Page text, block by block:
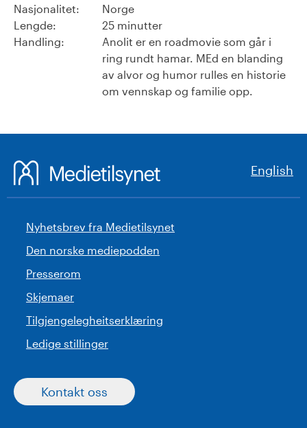
Nasjonalitet:
Norge
Lengde:
25 minutter
Handling:
Anolit er en roadmovie som går i
ring rundt hamar. MEd en blanding
av alvor og humor rulles en historie
om vennskap og familie opp.
English
Nyhetsbrev fra Medietilsynet
Den norske mediepodden
Presserom
Skjemaer
Tilgjengelegheitserklæring
Ledige stillinger
Kontakt oss